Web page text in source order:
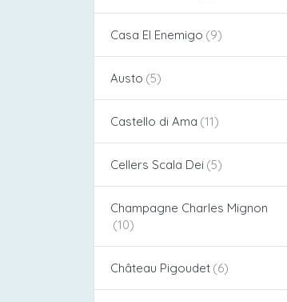
Casa El Enemigo
Austo
Castello di Ama
Cellers Scala Dei
Champagne Charles Mignon
Château Pigoudet​